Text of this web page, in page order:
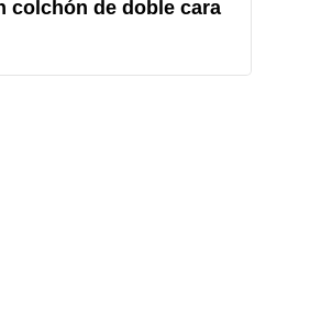
colchón de doble cara